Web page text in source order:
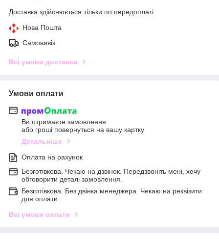
Доставка здійснюється тільки по передоплаті.
Нова Пошта
Самовивіз
Всі умови доставки
Умови оплати
Ви отримаєте замовлення
або гроші повернуться на вашу картку
Детальніше
Оплата на рахунок
Безготівкова. Чекаю на дзвінок. Передзвоніть мені, хочу
обговорити деталі замовлення.
Безготівкова. Без двінка менеджера. Чекаю на реквізити
для оплати.
Всі умови оплати